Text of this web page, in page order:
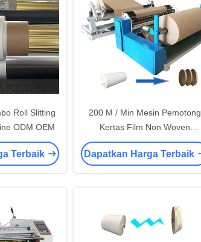
Roll Slitting
ODM OEM
Terbaik
200 M / Min Mesin Pemotong
Kertas Film Non Woven
Kecepatan Tinggi Mesin Roll
Rewinding
Dapatkan Harga Terbaik